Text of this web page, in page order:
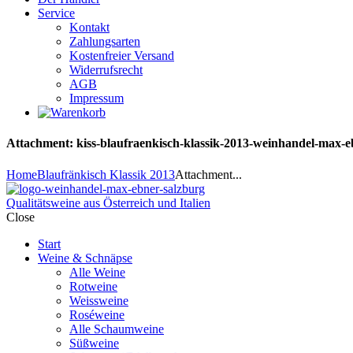
Service
Kontakt
Zahlungsarten
Kostenfreier Versand
Widerrufsrecht
AGB
Impressum
Attachment: kiss-blaufraenkisch-klassik-2013-weinhandel-max-
HomeBlaufränkisch Klassik 2013Attachment...
Qualitätsweine aus Österreich und Italien
Close
Start
Weine & Schnäpse
Alle Weine
Rotweine
Weissweine
Roséweine
Alle Schaumweine
Süßweine